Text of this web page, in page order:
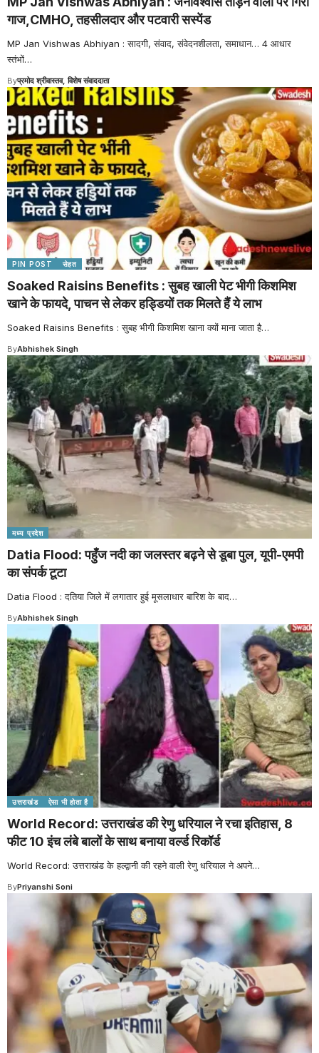
गाज,CMHO, तहसीलदार और पटवारी सस्पेंड
MP Jan Vishwas Abhiyan : सादगी, संवाद, संवेदनशीलता, समाधान… 4 आधार
स्तंभों…
Byप्रमोद श्रीवास्तव, विशेष संवाददाता
PIN POST सेहत
Soaked Raisins Benefits : सुबह खाली पेट भीगी किशमिश
खाने के फायदे, पाचन से लेकर हड्डियों तक मिलते हैं ये लाभ
Soaked Raisins Benefits : सुबह भीगी किशमिश खाना क्यों माना जाता है…
ByAbhishek Singh
मध्य प्रदेश
Datia Flood: पहुँज नदी का जलस्तर बढ़ने से डूबा पुल, यूपी-एमपी
का संपर्क टूटा
Datia Flood : दतिया जिले में लगातार हुई मूसलाधार बारिश के बाद…
ByAbhishek Singh
उत्तराखंड ऐसा भी होता है
World Record: उत्तराखंड की रेणु धरियाल ने रचा इतिहास, 8
फीट 10 इंच लंबे बालों के साथ बनाया वर्ल्ड रिकॉर्ड
World Record: उत्तराखंड के हल्द्वानी की रहने वाली रेणु धरियाल ने अपने…
ByPriyanshi Soni